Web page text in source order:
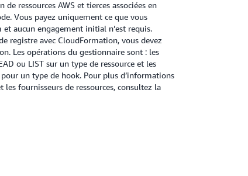
ressources AWS et tierces associées en
Vous payez uniquement ce que vous
aucun engagement initial n’est requis.
registre avec CloudFormation, vous devez
Les opérations du gestionnaire sont : les
ou LIST sur un type de ressource et les
pour un type de hook. Pour plus d’informations
fournisseurs de ressources, consultez la